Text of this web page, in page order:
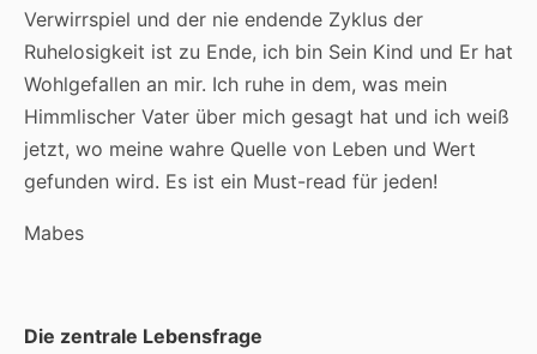
Verwirrspiel und der nie endende Zyklus der
Ruhelosigkeit ist zu Ende, ich bin Sein Kind und Er hat
Wohlgefallen an mir. Ich ruhe in dem, was mein
Himmlischer Vater über mich gesagt hat und ich weiß
jetzt, wo meine wahre Quelle von Leben und Wert
gefunden wird. Es ist ein Must-read für jeden!
Mabes
Die zentrale Lebensfrage